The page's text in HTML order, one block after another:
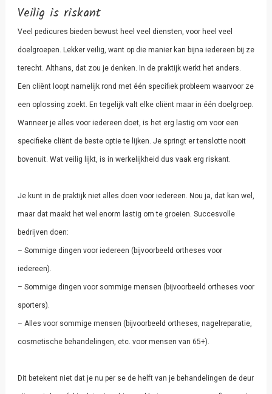
Veilig is riskant
Veel pedicures bieden bewust heel veel diensten, voor heel veel
doelgroepen. Lekker veilig, want op die manier kan bijna iedereen bij ze
terecht. Althans, dat zou je denken. In de praktijk werkt het anders.
Een cliënt loopt namelijk rond met één specifiek probleem waarvoor ze
een oplossing zoekt. En tegelijk valt elke cliënt maar in één doelgroep.
Wanneer je alles voor iedereen doet, is het erg lastig om voor een
specifieke cliënt de beste optie te lijken. Je springt er tenslotte nooit
bovenuit. Wat veilig lijkt, is in werkelijkheid dus vaak erg riskant.
Je kunt in de praktijk niet alles doen voor iedereen. Nou ja, dat kan wel,
maar dat maakt het wel enorm lastig om te groeien. Succesvolle
bedrijven doen:
– Sommige dingen voor iedereen (bijvoorbeeld ortheses voor
iedereen).
– Sommige dingen voor sommige mensen (bijvoorbeeld ortheses voor
sporters).
– Alles voor sommige mensen (bijvoorbeeld ortheses, nagelreparatie,
cosmetische behandelingen, etc. voor mensen van 65+).
Dit betekent niet dat je nu per se de helft van je behandelingen de deur